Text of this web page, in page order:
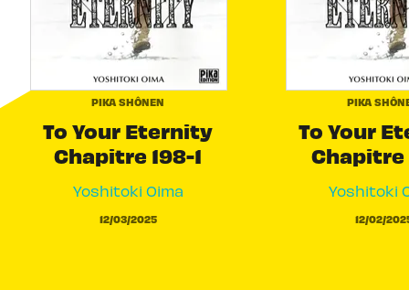
PIKA SHÔNEN
To Your Eternity
Chapitre 198-1
Yoshitoki Oima
12/03/2025
PIKA
To Your
Chapitre
Yoshitoki
12/02/